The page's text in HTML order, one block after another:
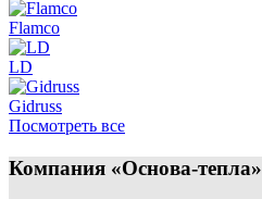
Flamco
LD
Gidruss
Посмотреть все
Компания «Основа-тепла»